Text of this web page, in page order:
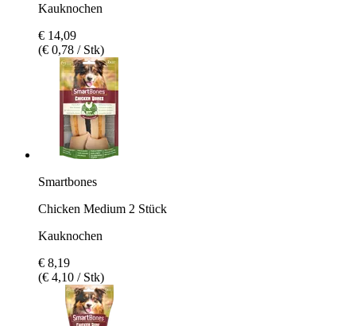
Kauknochen
€ 14,09
(€ 0,78 / Stk)
Smartbones
Chicken Medium 2 Stück
Kauknochen
€ 8,19
(€ 4,10 / Stk)